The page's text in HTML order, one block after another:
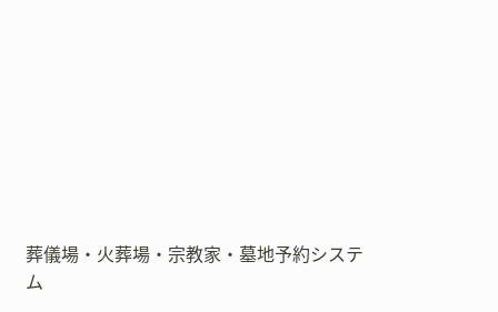
葬儀場・火葬場・宗教家・墓地予約システ
ム